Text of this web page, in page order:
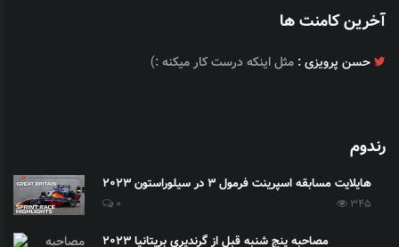
آخرین کامنت ها
حسن پرویزی : مثل اینکه درست کار میکنه :)
رندوم
هایلایت مسابقه اسپرینت فرمول 3 در سیلوراستون 2023
0 345
مصاحبه پنج شنبه قبل از گرندپری بریتانیا 2023